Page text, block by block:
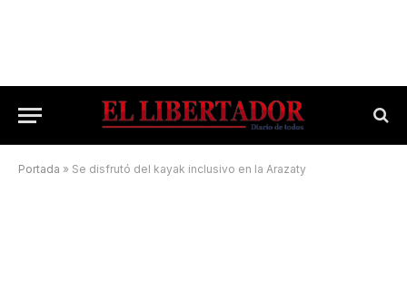
Portada » Se disfrutó del kayak inclusivo en la Arazaty